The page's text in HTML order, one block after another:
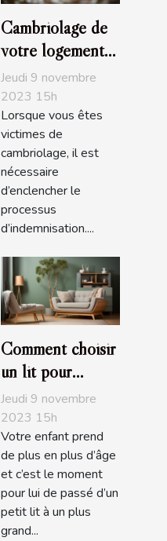
Cambriolage de
votre logement
assuré :
Comment être
indemnisé?
Jeudi 9 novembre
2023 15h
Lorsque vous êtes
victimes de
cambriolage, il est
nécessaire
d’enclencher le
processus
d’indemnisation....
Comment choisir
un lit pour
enfant ?
Jeudi 9 novembre
2023 15h
Votre enfant prend
de plus en plus d’âge
et c’est le moment
pour lui de passé d’un
petit lit à un plus
grand...